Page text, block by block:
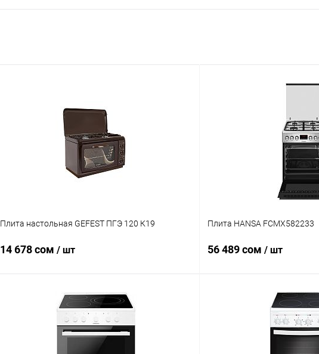
Плита настольная GEFEST ПГЭ 120 К19
14 678 сом / шт
В корзину
Купить в 1 клик Сравнение
Плита HANSA FCMX582233
56 489 сом / шт
В
Купить в 1 клик